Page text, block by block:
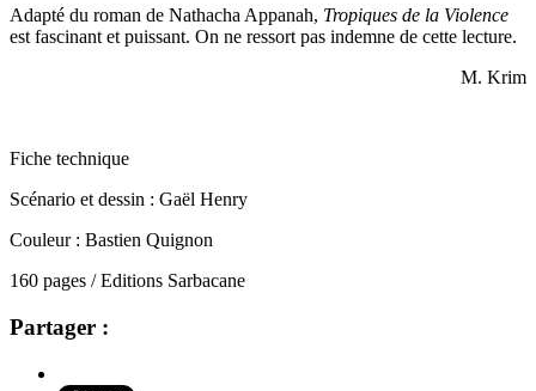
Adapté du roman de Nathacha Appanah, Tropiques de la Violence
est fascinant et puissant. On ne ressort pas indemne de cette lecture.
M. Krim
Fiche technique
Scénario et dessin : Gaël Henry
Couleur : Bastien Quignon
160 pages / Editions Sarbacane
Partager :